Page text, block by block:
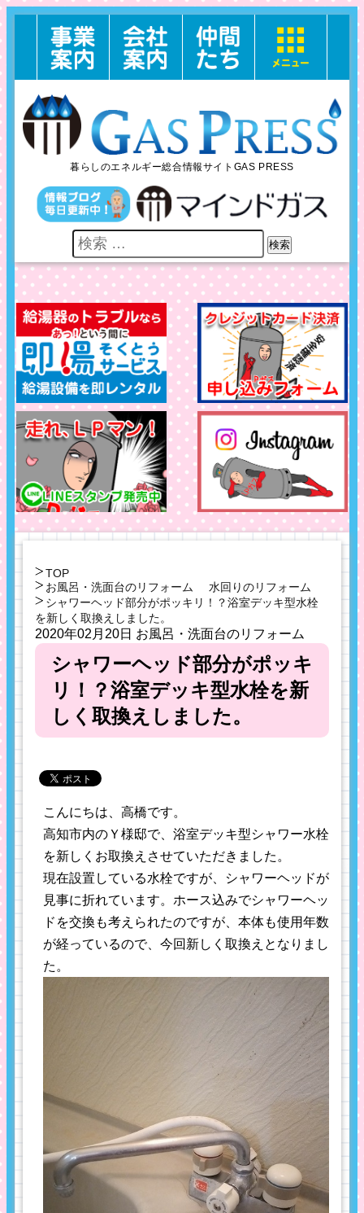
暮らしのエネルギー総合情報サイトGAS PRESS
検索
TOP
お風呂・洗面台のリフォーム
水回りのリフォーム
シャワーヘッド部分がポッキリ！？浴室デッキ型水栓
を新しく取換えしました。
2020年02月20日 お風呂・洗面台のリフォーム
シャワーヘッド部分がポッキ
リ！？浴室デッキ型水栓を新
しく取換えしました。
こんにちは、高橋です。
高知市内のＹ様邸で、浴室デッキ型シャワー水栓
を新しくお取換えさせていただきました。
現在設置している水栓ですが、シャワーヘッドが
見事に折れています。ホース込みでシャワーヘッ
ドを交換も考えられたのですが、本体も使用年数
が経っているので、今回新しく取換えとなりまし
た。